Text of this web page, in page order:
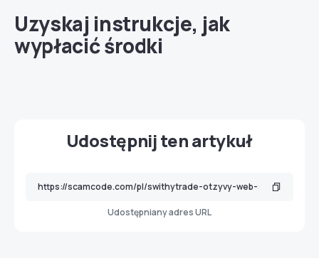
Uzyskaj instrukcje, jak
wypłacić środki
Udostępnij ten artykuł
Udostępniany adres URL